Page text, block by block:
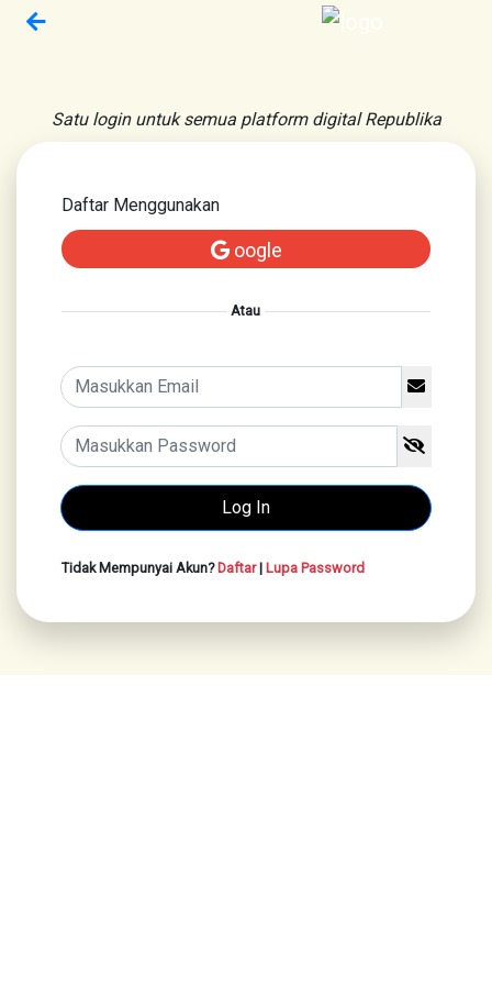
Satu login untuk semua platform digital Republika
Daftar Menggunakan
oogle
Atau
Tidak Mempunyai Akun?Daftar| Lupa Password